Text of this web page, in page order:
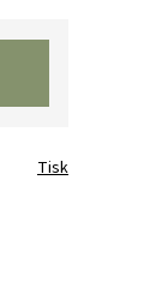
Tisk